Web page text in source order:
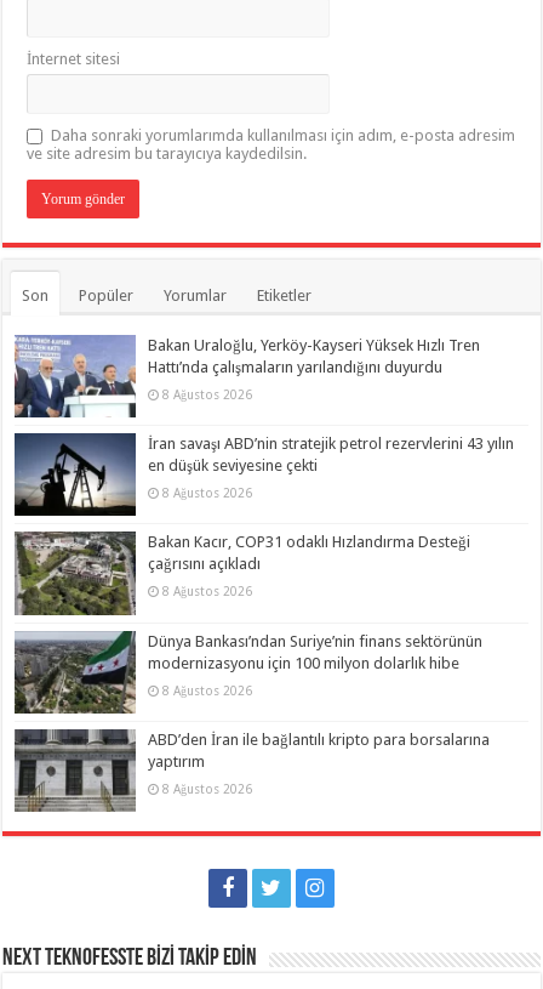
İnternet sitesi
Daha sonraki yorumlarımda kullanılması için adım, e-posta adresim
ve site adresim bu tarayıcıya kaydedilsin.
Son Popüler Yorumlar Etiketler
Bakan Uraloğlu, Yerköy-Kayseri Yüksek Hızlı Tren
Hattı’nda çalışmaların yarılandığını duyurdu
8 Ağustos 2026
İran savaşı ABD’nin stratejik petrol rezervlerini 43 yılın
en düşük seviyesine çekti
8 Ağustos 2026
Bakan Kacır, COP31 odaklı Hızlandırma Desteği
çağrısını açıkladı
8 Ağustos 2026
Dünya Bankası’ndan Suriye’nin finans sektörünün
modernizasyonu için 100 milyon dolarlık hibe
8 Ağustos 2026
ABD’den İran ile bağlantılı kripto para borsalarına
yaptırım
8 Ağustos 2026
NEXT TEKNOFESSTE BİZİ TAKİP EDİN